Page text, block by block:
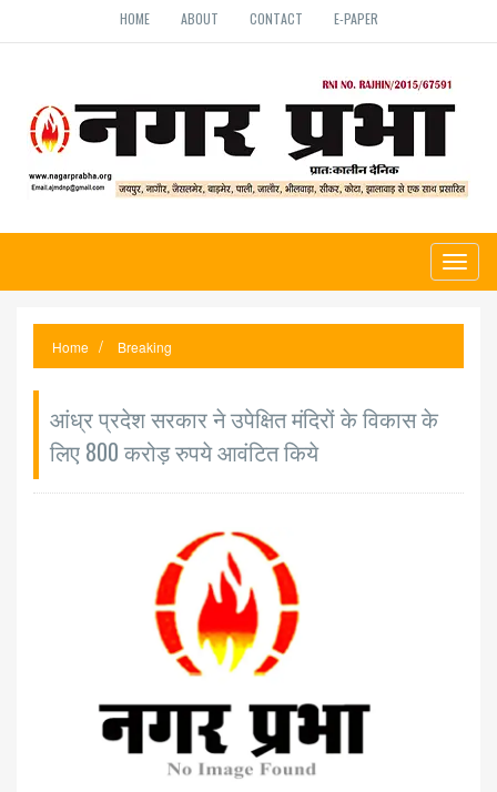
HOME ABOUT CONTACT E-PAPER
Home Breaking
आंध्र प्रदेश सरकार ने उपेक्षित मंदिरों के विकास के
लिए 800 करोड़ रुपये आवंटित किये